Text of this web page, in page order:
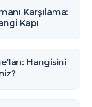
Karşılama:
Kapı
Hangisini